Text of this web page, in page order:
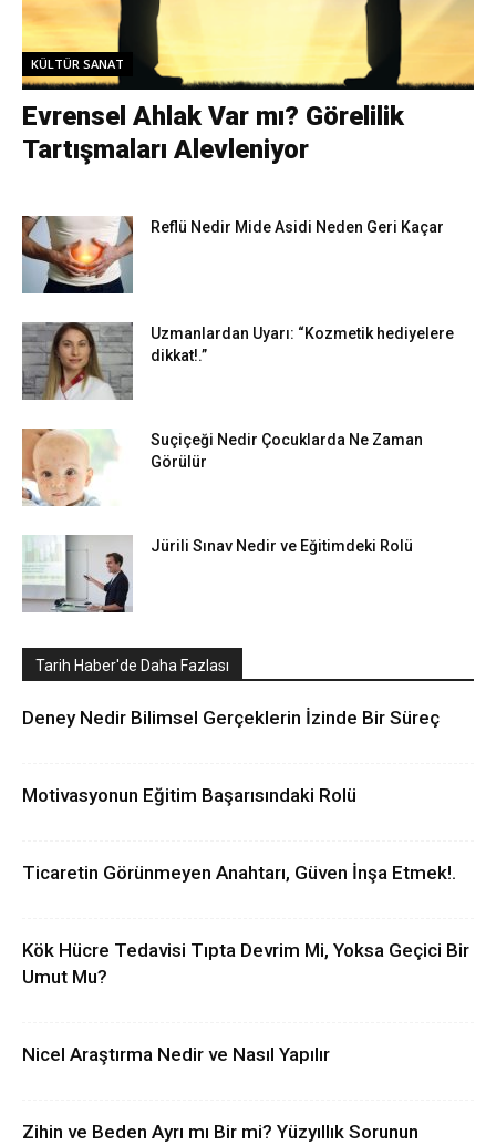
KÜLTÜR SANAT
Evrensel Ahlak Var mı? Görelilik
Tartışmaları Alevleniyor
Reflü Nedir Mide Asidi Neden Geri Kaçar
Uzmanlardan Uyarı: “Kozmetik hediyelere
dikkat!.”
Suçiçeği Nedir Çocuklarda Ne Zaman
Görülür
Jürili Sınav Nedir ve Eğitimdeki Rolü
Tarih Haber'de Daha Fazlası
Deney Nedir Bilimsel Gerçeklerin İzinde Bir Süreç
Motivasyonun Eğitim Başarısındaki Rolü
Ticaretin Görünmeyen Anahtarı, Güven İnşa Etmek!.
Kök Hücre Tedavisi Tıpta Devrim Mi, Yoksa Geçici Bir
Umut Mu?
Nicel Araştırma Nedir ve Nasıl Yapılır
Zihin ve Beden Ayrı mı Bir mi? Yüzyıllık Sorunun